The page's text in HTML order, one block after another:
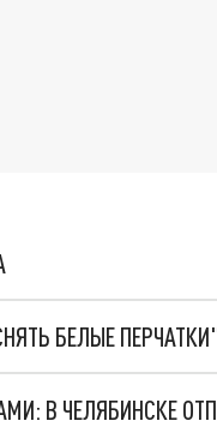
БЕЛЫЕ
В ЧЕЛЯБИНСКЕ